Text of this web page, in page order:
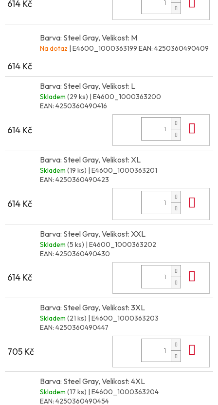
614 Kč
Barva: Steel Gray, Velikost: M
Na dotaz | E4600_1000363199 EAN: 4250360490409
614 Kč
Barva: Steel Gray, Velikost: L
Skladem (29 ks) | E4600_1000363200
EAN: 4250360490416
614 Kč
Barva: Steel Gray, Velikost: XL
Skladem (19 ks) | E4600_1000363201
EAN: 4250360490423
614 Kč
Barva: Steel Gray, Velikost: XXL
Skladem (5 ks) | E4600_1000363202
EAN: 4250360490430
614 Kč
Barva: Steel Gray, Velikost: 3XL
Skladem (21 ks) | E4600_1000363203
EAN: 4250360490447
705 Kč
Barva: Steel Gray, Velikost: 4XL
Skladem (17 ks) | E4600_1000363204
EAN: 4250360490454